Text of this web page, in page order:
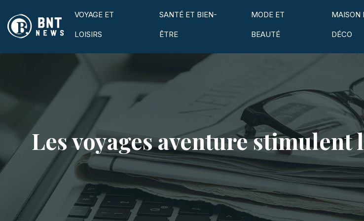
VOYAGE ET
LOISIRS
SANTÉ ET BIEN-
ÊTRE
MODE ET
BEAUTÉ
MAISON
DÉCO
Les voyages aventure stimulent